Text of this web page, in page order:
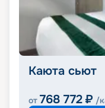
Каюта сьют
от 768 772 ₽ /